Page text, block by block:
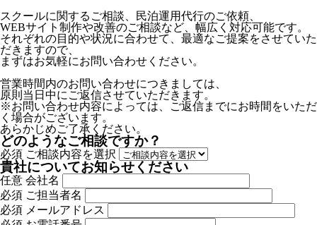
スクールに関するご相談、民泊運用代行のご依頼、
WEBサイト制作や改善のご相談など、幅広く対応可能です。
それぞれの目的や状況に合わせて、最適なご提案をさせていた
だきますので、
まずはお気軽にお問い合わせください。
営業時間内のお問い合わせにつきましては、
原則当日中にご返信させていただきます。
※お問い合わせ内容によっては、ご返信までにお時間をいただ
く場合がございます。
あらかじめご了承ください。
どのようなご相談ですか？
必須 ご相談内容を選択
貴社についてお知らせください
任意 会社名
必須 ご担当者名
必須 メールアドレス